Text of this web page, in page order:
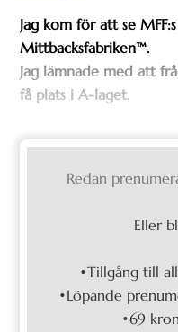
Jag kom för att se
Mittbacksfabriken™.
Jag lämnade med att
få plats i A-laget.
Redan
Eller
•Tillgång till
•Löpande
•69